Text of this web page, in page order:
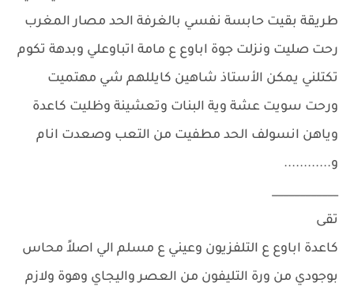
طريقة بقيت حابسة نفسي بالغرفة الحد مصار المغرب
رحت صليت ونزلت جوة اباوع ع مامة اتباوعلي وبدهة تكوم
تكتلني يمكن الأستاذ شاهين كايللهم شي مهتميت
ورحت سويت عشة وية البنات وتعشينة وظليت كاعدة
وياهن انسولف الحد مطفيت من التعب وصعدت انام
و............
____________
تقى
كاعدة اباوع ع التلفزيون وعيني ع مسلم الي اصلاً محاس
بوجودي من ورة التليفون من العصر واليجاي وهوة ولازم